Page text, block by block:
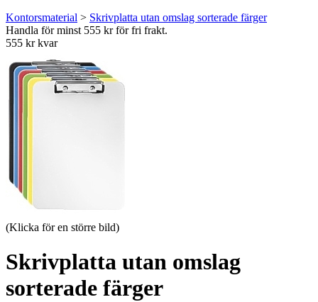
Kontorsmaterial > Skrivplatta utan omslag sorterade färger
Handla för minst 555 kr för fri frakt.
555 kr kvar
(Klicka för en större bild)
Skrivplatta utan omslag
sorterade färger